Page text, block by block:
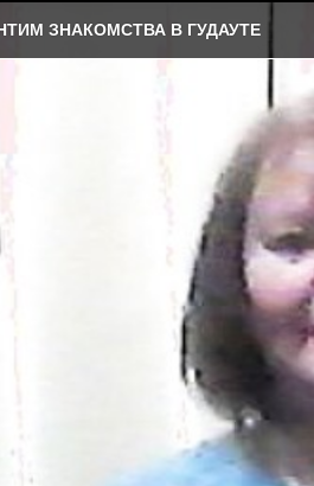
ЗНАКОМСТВА В ГУДАУТЕ